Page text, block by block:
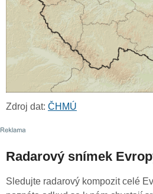
Zdroj dat: ČHMÚ
Radarový snímek
Sledujte radarový kompozit celé